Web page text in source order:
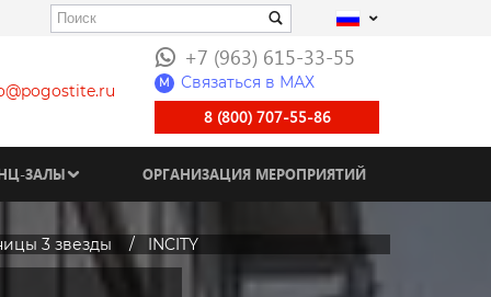
+7 (963) 615-33-55
M Связаться в МАХ
8 (800) 707-55-86
ЗАЛЫ ОРГАНИЗАЦИЯ МЕРОПРИЯТИЙ
3 звезды INCITY